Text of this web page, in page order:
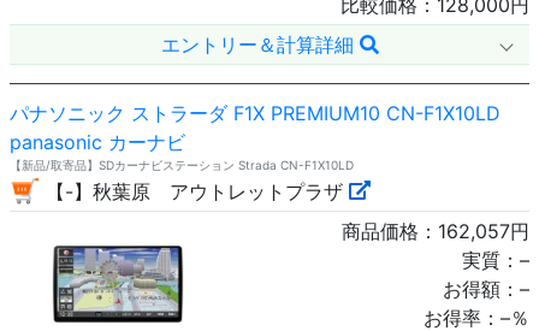
エントリー＆計算詳細
パナソニック ストラーダ F1X PREMIUM10 CN-F1X10LD
panasonic カーナビ
【新品/取寄品】SDカーナビステーション Strada CN-F1X10LD
【-】秋葉原 アウトレットプラザ
商品価格： 162,057円
実質： –
お得額： –
お得率： –％